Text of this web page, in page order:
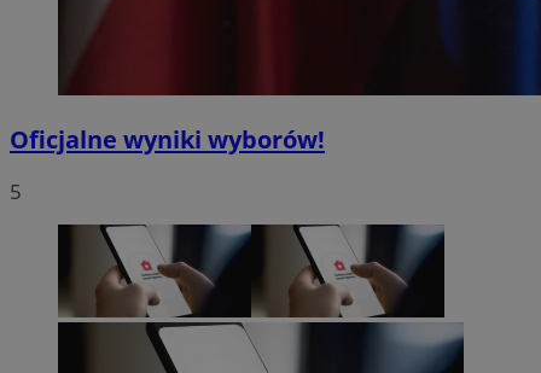
Oficjalne wyniki wyborów!
5